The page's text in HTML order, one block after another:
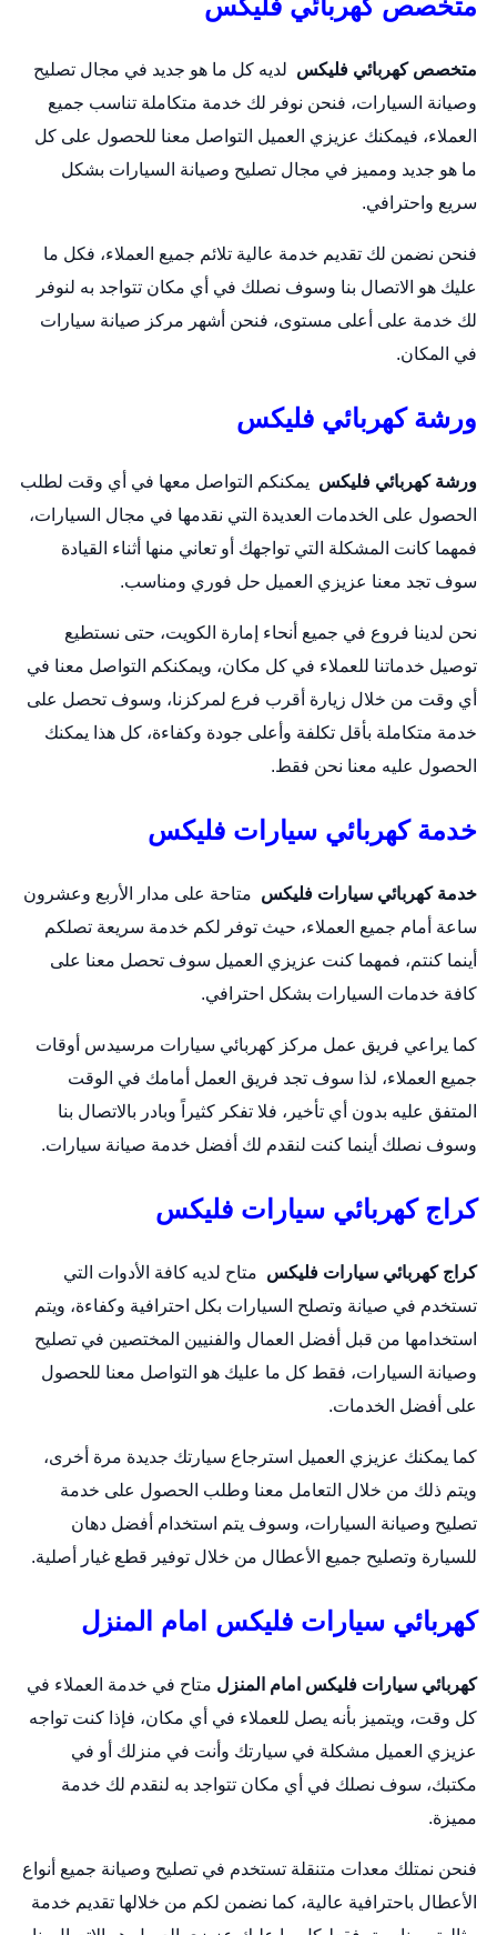
متخصص كهربائي فليكس
متخصص كهربائي فليكس لديه كل ما هو جديد في مجال تصليح
وصيانة السيارات، فنحن نوفر لك خدمة متكاملة تناسب جميع
العملاء، فيمكنك عزيزي العميل التواصل معنا للحصول على كل
ما هو جديد ومميز في مجال تصليح وصيانة السيارات بشكل
سريع واحترافي.
فنحن نضمن لك تقديم خدمة عالية تلائم جميع العملاء، فكل ما
عليك هو الاتصال بنا وسوف نصلك في أي مكان تتواجد به لنوفر
لك خدمة على أعلى مستوى، فنحن أشهر مركز صيانة سيارات
في المكان.
ورشة كهربائي فليكس
ورشة كهربائي فليكس يمكنكم التواصل معها في أي وقت لطلب
الحصول على الخدمات العديدة التي نقدمها في مجال السيارات،
فمهما كانت المشكلة التي تواجهك أو تعاني منها أثناء القيادة
سوف تجد معنا عزيزي العميل حل فوري ومناسب.
نحن لدينا فروع في جميع أنحاء إمارة الكويت، حتى نستطيع
توصيل خدماتنا للعملاء في كل مكان، ويمكنكم التواصل معنا في
أي وقت من خلال زيارة أقرب فرع لمركزنا، وسوف تحصل على
خدمة متكاملة بأقل تكلفة وأعلى جودة وكفاءة، كل هذا يمكنك
الحصول عليه معنا نحن فقط.
خدمة كهربائي سيارات فليكس
خدمة كهربائي سيارات فليكس متاحة على مدار الأربع وعشرون
ساعة أمام جميع العملاء، حيث توفر لكم خدمة سريعة تصلكم
أينما كنتم، فمهما كنت عزيزي العميل سوف تحصل معنا على
كافة خدمات السيارات بشكل احترافي.
كما يراعي فريق عمل مركز كهربائي سيارات مرسيدس أوقات
جميع العملاء، لذا سوف تجد فريق العمل أمامك في الوقت
المتفق عليه بدون أي تأخير، فلا تفكر كثيراً وبادر بالاتصال بنا
وسوف نصلك أينما كنت لنقدم لك أفضل خدمة صيانة سيارات.
كراج كهربائي سيارات فليكس
كراج كهربائي سيارات فليكس متاح لديه كافة الأدوات التي
تستخدم في صيانة وتصلح السيارات بكل احترافية وكفاءة، ويتم
استخدامها من قبل أفضل العمال والفنيين المختصين في تصليح
وصيانة السيارات، فقط كل ما عليك هو التواصل معنا للحصول
على أفضل الخدمات.
كما يمكنك عزيزي العميل استرجاع سيارتك جديدة مرة أخرى،
ويتم ذلك من خلال التعامل معنا وطلب الحصول على خدمة
تصليح وصيانة السيارات، وسوف يتم استخدام أفضل دهان
للسيارة وتصليح جميع الأعطال من خلال توفير قطع غيار أصلية.
كهربائي سيارات فليكس امام المنزل
كهربائي سيارات فليكس امام المنزل متاح في خدمة العملاء في
كل وقت، ويتميز بأنه يصل للعملاء في أي مكان، فإذا كنت تواجه
عزيزي العميل مشكلة في سيارتك وأنت في منزلك أو في
مكتبك، سوف نصلك في أي مكان تتواجد به لنقدم لك خدمة
مميزة.
فنحن نمتلك معدات متنقلة تستخدم في تصليح وصيانة جميع أنواع
الأعطال باحترافية عالية، كما نضمن لكم من خلالها تقديم خدمة